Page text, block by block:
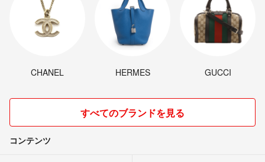
CHANEL HERMES GUCCI
すべてのブランドを見る
コンテンツ